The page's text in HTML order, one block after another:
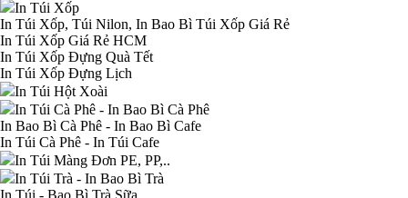
In Túi Xốp
In Túi Xốp, Túi Nilon, In Bao Bì Túi Xốp Giá Rẻ
In Túi Xốp Giá Rẻ HCM
In Túi Xốp Đựng Quà Tết
In Túi Xốp Đựng Lịch
In Túi Hột Xoài
In Túi Cà Phê - In Bao Bì Cà Phê
In Bao Bì Cà Phê - In Bao Bì Cafe
In Túi Cà Phê - In Túi Cafe
In Túi Màng Đơn PE, PP,..
In Túi Trà - In Bao Bì Trà
In Túi - Bao Bì Trà Sữa